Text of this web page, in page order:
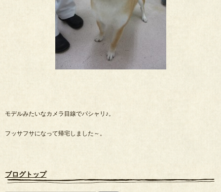
モデルみたいなカメラ目線でパシャリ♪。
フッサフサになって帰宅しました～。
ブログトップ